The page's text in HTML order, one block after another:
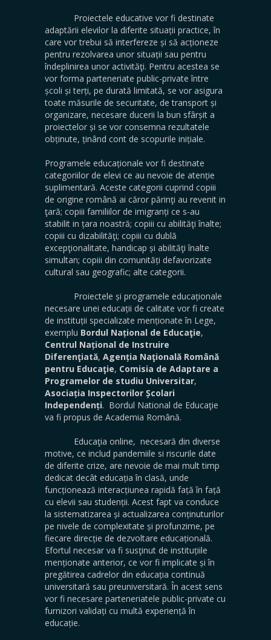
Proiectele educative vor fi destinate
adaptării elevilor la diferite situații practice, în
care vor trebui să interfereze și să acționeze
pentru rezolvarea unor situații sau pentru
îndeplinirea unor activităţi. Pentru acestea se
vor forma parteneriate public-private între
școli și terți, pe durată limitată, se vor asigura
toate măsurile de securitate, de transport și
organizare, necesare ducerii la bun sfârșit a
proiectelor și se vor consemna rezultatele
obținute, ținând cont de scopurile inițiale.
Programele educaționale vor fi destinate
categoriilor de elevi ce au nevoie de atenție
suplimentară. Aceste categorii cuprind copiii
de origine română ai căror părinţi au revenit in
ţară; copiii familiilor de imigranți ce s-au
stabilit in țara noastră; copiii cu abilităţi înalte;
copiii cu dizabilităţi; copiii cu dublă
excepţionalitate, handicap și abilităţi înalte
simultan; copiii din comunități defavorizate
cultural sau geografic; alte categorii.
Proiectele și programele educaționale
necesare unei educații de calitate vor fi create
de instituții specializate menționate în Lege,
exemplu Bordul Național de Educaţie,
Centrul Național de Instruire
Diferenţiată, Agenția Naţională Română
pentru Educaţie, Comisia de Adaptare a
Programelor de studiu Universitar,
Asociația Inspectorilor Școlari
Independenți. Bordul National de Educaţie
va fi propus de Academia Română.
Educaţia online, necesară din diverse
motive, ce includ pandemiile si riscurile date
de diferite crize, are nevoie de mai mult timp
dedicat decât educația în clasă, unde
funcționează interacțiunea rapidă față în față
cu elevii sau studenții. Acest fapt va conduce
la sistematizarea și actualizarea conținuturilor
pe nivele de complexitate și profunzime, pe
fiecare direcție de dezvoltare educațională.
Efortul necesar va fi susţinut de instituțiile
menționate anterior, ce vor fi implicate și în
pregătirea cadrelor din educația continuă
universitară sau preuniversitară. În acest sens
vor fi necesare parteneriatele public-private cu
furnizori validați cu multă experiență în
educație.